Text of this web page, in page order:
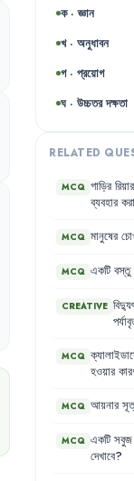
ক · জ্ঞান
খ · অনুধাবন
গ · প্রয়োগ
ঘ · উচ্চতর দক্ষতা
RELATED
MCQ গাড়ির রিয়ার
ব্যবহার করা
MCQ মানুষের
MCQ একটি বস্তু
CREATIVE
পারে
দেখি
MCQ
হওয়ার
MCQ আয়নার
MCQ একটি সবুজ
দেখাবে?